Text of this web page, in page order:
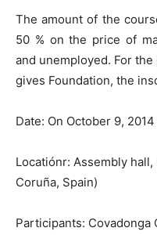
The amount of the
50 % on the price of
and unemployed. For
gives Foundation, the
Date: On October 9,
Locatiónr: Assembly
Coruña, Spain)
Participants: Covadonga